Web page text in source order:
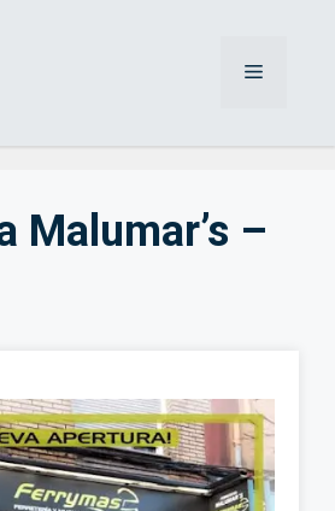
Menú
Malumar’s –